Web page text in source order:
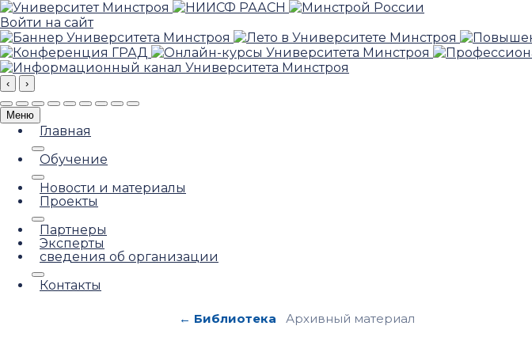
Войти на сайт
‹ ›
Меню
Главная
Обучение
Новости и материалы
Проекты
Партнеры
Эксперты
сведения об организации
Контакты
← Библиотека Архивный материал